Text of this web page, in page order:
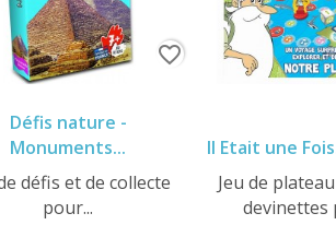
Défis nature -
Monuments...
défis et de collecte
pour...
favorite_border
Il Etait une
Jeu de
devinettes